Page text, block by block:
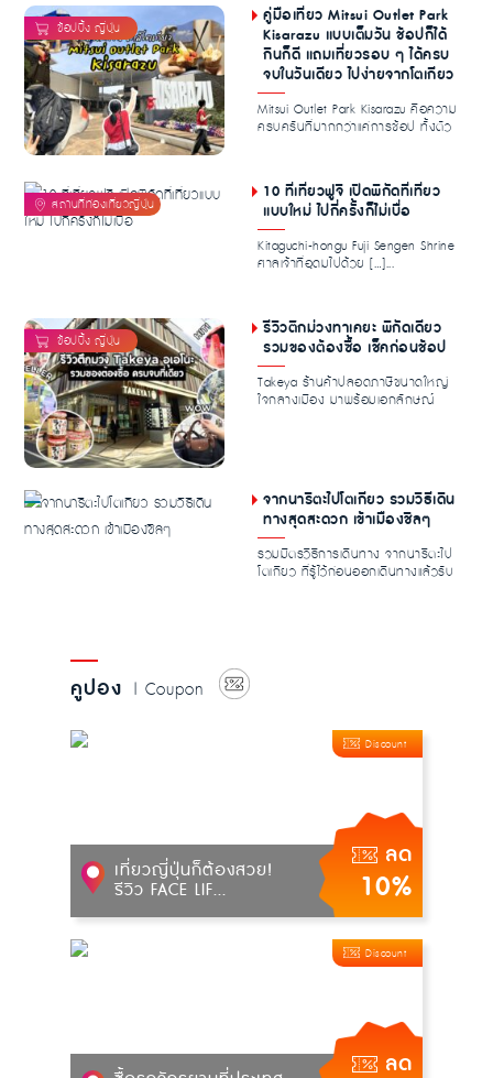
คู่มือเที่ยว Mitsui Outlet Park
Kisarazu แบบเต็มวัน ช้อปก็ได้
กินก็ดี แถมเที่ยวรอบ ๆ ได้ครบ
จบในวันเดียว ไปง่ายจากโตเกียว
Mitsui Outlet Park Kisarazu คือความ
ครบครันที่มากกว่าแค่การช้อป ทั้งตัว
10 ที่เที่ยวฟูจิ เปิดพิกัดที่เที่ยว
แบบใหม่ ไปกี่ครั้งก็ไม่เบื่อ
Kitaguchi-hongu Fuji Sengen Shrine
ศาลเจ้าที่อุดมไปด้วย […]...
รีวิวตึกม่วงทาเคยะ พิกัดเดียว
รวมของต้องซื้อ เช็คก่อนช้อป
Takeya ร้านค้าปลอดภาษีขนาดใหญ่
ใจกลางเมือง มาพร้อมเอกลักษณ์
จากนาริตะไปโตเกียว รวมวิธีเดิน
ทางสุดสะดวก เข้าเมืองชิลๆ
รวมมิตรวิธีการเดินทาง จากนาริตะไป
โตเกียว ที่รู้ไว้ก่อนออกเดินทางแล้วรับ
คูปอง | Coupon
ลด
10%
Discount
เที่ยวญี่ปุ่นก็ต้องสวย!
รีวิว FACE LIF...
ลด
Discount